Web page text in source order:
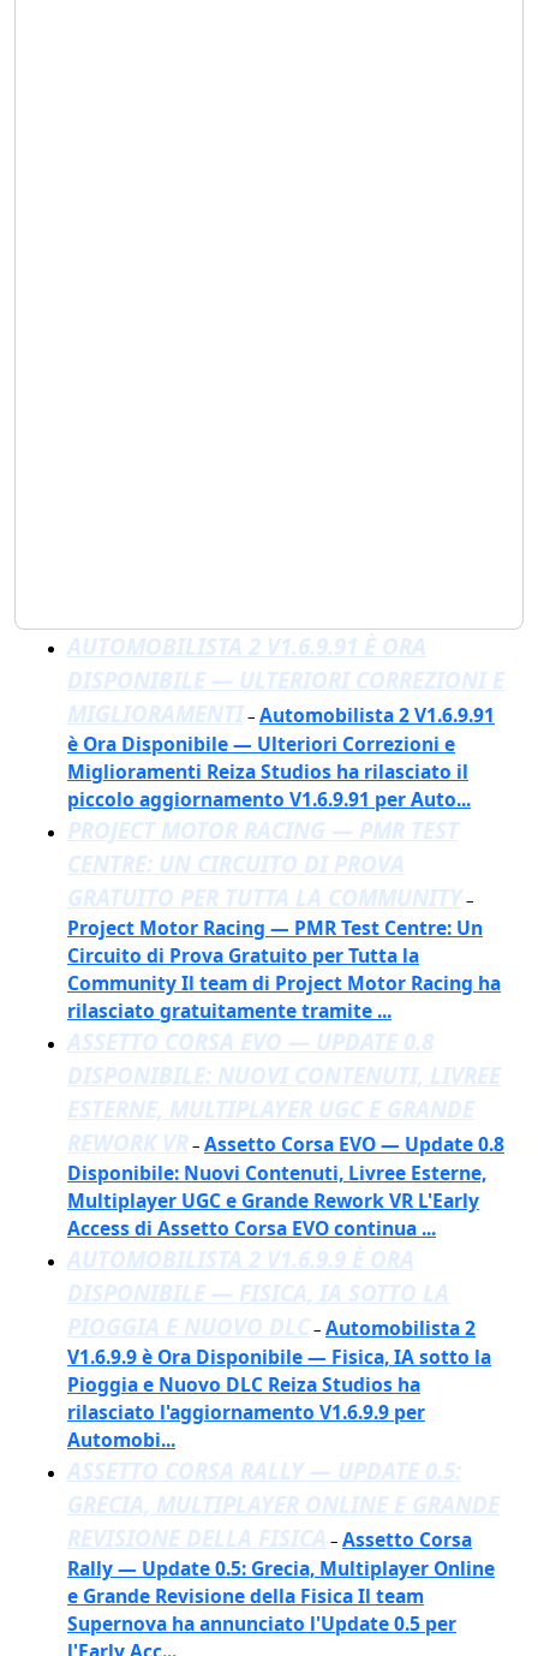
AUTOMOBILISTA 2 V1.6.9.91 È ORA
DISPONIBILE — ULTERIORI CORREZIONI E
MIGLIORAMENTI– Automobilista 2 V1.6.9.91
è Ora Disponibile — Ulteriori Correzioni e
Miglioramenti Reiza Studios ha rilasciato il
piccolo aggiornamento V1.6.9.91 per Auto...
PROJECT MOTOR RACING — PMR TEST
CENTRE: UN CIRCUITO DI PROVA
GRATUITO PER TUTTA LA COMMUNITY–
Project Motor Racing — PMR Test Centre: Un
Circuito di Prova Gratuito per Tutta la
Community Il team di Project Motor Racing ha
rilasciato gratuitamente tramite ...
ASSETTO CORSA EVO — UPDATE 0.8
DISPONIBILE: NUOVI CONTENUTI, LIVREE
ESTERNE, MULTIPLAYER UGC E GRANDE
REWORK VR– Assetto Corsa EVO — Update 0.8
Disponibile: Nuovi Contenuti, Livree Esterne,
Multiplayer UGC e Grande Rework VR L'Early
Access di Assetto Corsa EVO continua ...
AUTOMOBILISTA 2 V1.6.9.9 È ORA
DISPONIBILE — FISICA, IA SOTTO LA
PIOGGIA E NUOVO DLC– Automobilista 2
V1.6.9.9 è Ora Disponibile — Fisica, IA sotto la
Pioggia e Nuovo DLC Reiza Studios ha
rilasciato l'aggiornamento V1.6.9.9 per
Automobi...
ASSETTO CORSA RALLY — UPDATE 0.5:
GRECIA, MULTIPLAYER ONLINE E GRANDE
REVISIONE DELLA FISICA – Assetto Corsa
Rally — Update 0.5: Grecia, Multiplayer Online
e Grande Revisione della Fisica Il team
Supernova ha annunciato l'Update 0.5 per